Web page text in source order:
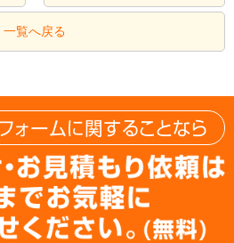
一覧へ戻る